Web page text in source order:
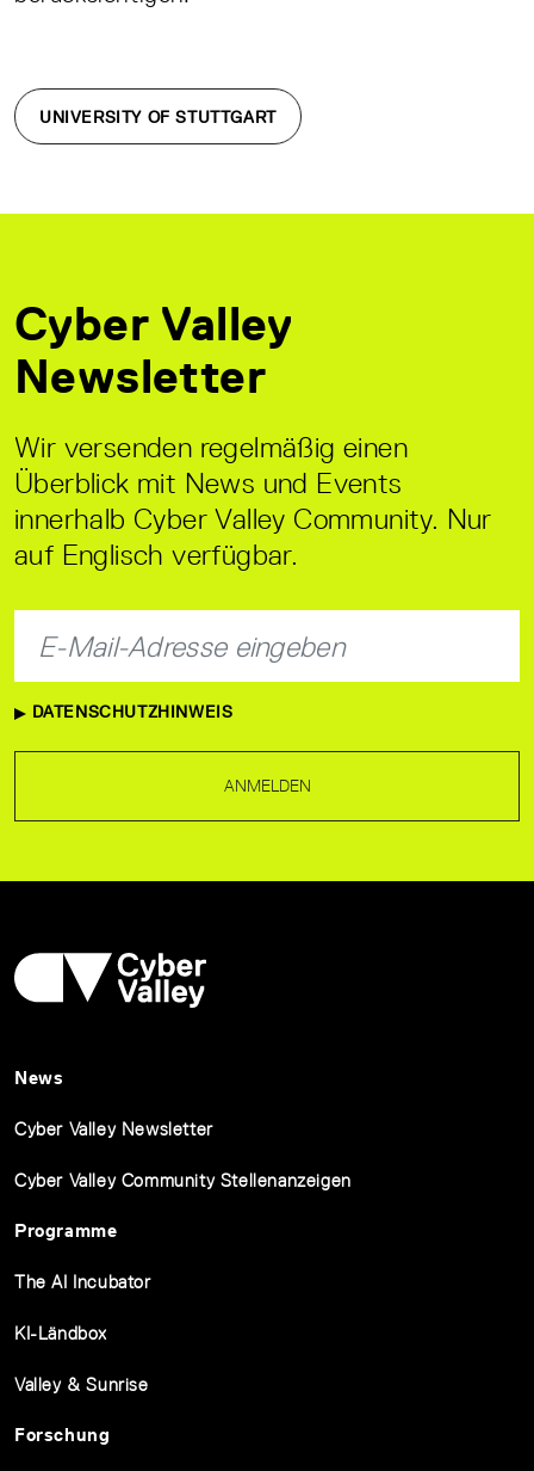
UNIVERSITY OF STUTTGART
Cyber Valley
Newsletter
Wir versenden regelmäßig einen
Überblick mit News und Events
innerhalb Cyber Valley Community. Nur
auf Englisch verfügbar.
DATENSCHUTZHINWEIS
ANMELDEN
News
Cyber Valley Newsletter
Cyber Valley Community Stellenanzeigen
Programme
The AI Incubator
KI-Ländbox
Valley & Sunrise
Forschung